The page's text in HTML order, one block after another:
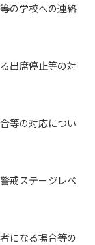
の学校への連絡
出席停止等の対
等の対応につい
戒ステージレベ
になる場合等の